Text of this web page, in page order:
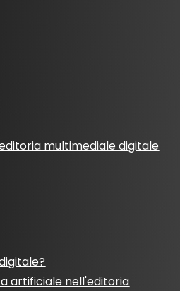
multimediale digitale
artificiale nell'editoria